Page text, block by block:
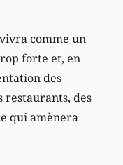
comme un
forte et, en
des
restaurants, des
qui amènera